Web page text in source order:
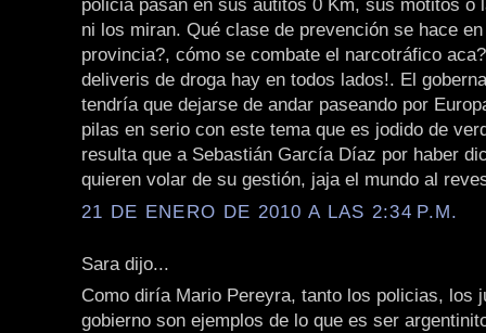
policia pasan en sus autitos 0 Km, sus motitos o
ni los miran. Qué clase de prevención se hace
provincia?, cómo se combate el narcotráfico
deliveris de droga hay en todos lados!. El
tendría que dejarse de andar paseando por
pilas en serio con este tema que es jodido de
resulta que a Sebastián García Díaz por haber
quieren volar de su gestión, jaja el mundo al
21 DE ENERO DE 2010 A LAS 2:34 P.M.
Sara dijo...
Como diría Mario Pereyra, tanto los policias, los
gobierno son ejemplos de lo que es ser